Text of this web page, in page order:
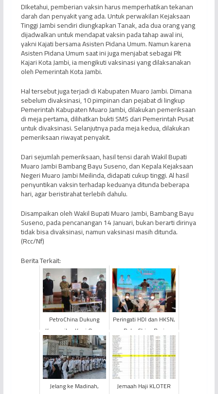
DIketahui, pemberian vaksin harus memperhatikan tekanan
darah dan penyakit yang ada. Untuk perwakilan Kejaksaan
Tinggi Jambi sendiri diungkapkan Tanak, ada dua orang yang
dijadwalkan untuk mendapat vaksin pada tahap awal ini,
yakni Kajati bersama Asisten Pidana Umum. Namun karena
Asisten Pidana Umum saat ini juga menjabat sebagai Plt
Kajari Kota Jambi, ia mengikuti vaksinasi yang dilaksanakan
oleh Pemerintah Kota Jambi.
Hal tersebut juga terjadi di Kabupaten Muaro Jambi. Dimana
sebelum divaksinasi, 10 pimpinan dan pejabat di lingkup
Pemerintah Kabupaten Muaro Jambi, dilakukan pemeriksaan
di meja pertama, dilihatkan bukti SMS dari Pemerintah Pusat
untuk divaksinasi. Selanjutnya pada meja kedua, dilakukan
pemeriksaan riwayat penyakit.
Dari sejumlah pemeriksaan, hasil tensi darah Wakil Bupati
Muaro Jambi Bambang Bayu Suseno, dan Kepala Kejaksaan
Negeri Muaro Jambi Meilinda, didapati cukup tinggi. Al hasil
penyuntikan vaksin terhadap keduanya ditunda beberapa
hari, agar beristirahat terlebih dahulu.
Disampaikan oleh Wakil Bupati Muaro Jambi, Bambang Bayu
Suseno, pada pencanangan 14 Januari, bukan berarti dirinya
tidak bisa divaksinasi, namun vaksinasi masih ditunda.
(Rcc/Nf)
Berita Terkait:
PetroChina Dukung
Komunitas Kopi Orang
Kite untuk Promosi dan
Pemasaran Kopi
Liberika
Peringati HDI dan HKSN,
PetroChina Beri
Bantuan Sembako
untuk Warga
Berkebutuhan Khus...
Jelang ke Madinah,
Jemaah Haji KLOTER